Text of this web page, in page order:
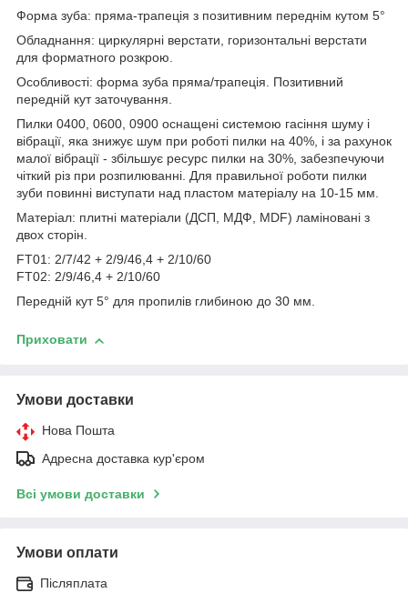
Форма зуба: пряма-трапеція з позитивним переднім кутом 5°
Обладнання: циркулярні верстати, горизонтальні верстати
для форматного розкрою.
Особливості: форма зуба пряма/трапеція. Позитивний
передній кут заточування.
Пилки 0400, 0600, 0900 оснащені системою гасіння шуму і
вібрації, яка знижує шум при роботі пилки на 40%, і за рахунок
малої вібрації - збільшує ресурс пилки на 30%, забезпечуючи
чіткий різ при розпилюванні. Для правильної роботи пилки
зуби повинні виступати над пластом матеріалу на 10-15 мм.
Матеріал: плитні матеріали (ДСП, МДФ, MDF) ламіновані з
двох сторін.
FT01: 2/7/42 + 2/9/46,4 + 2/10/60
FT02: 2/9/46,4 + 2/10/60
Передній кут 5° для пропилів глибиною до 30 мм.
Приховати
Умови доставки
Нова Пошта
Адресна доставка кур'єром
Всі умови доставки
Умови оплати
Післяплата